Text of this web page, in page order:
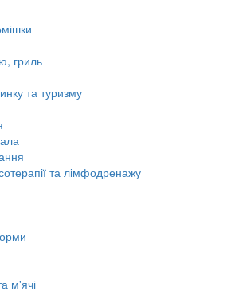
гриль
та туризму
та лімфодренажу
м'ячі